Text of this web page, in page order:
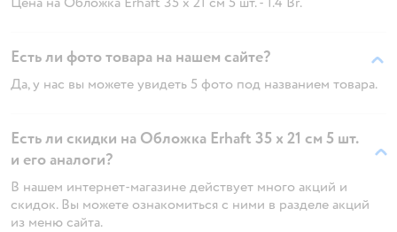
Есть ли фото товара на нашем сайте?
Да, у нас вы можете увидеть 5 фото под названием товара.
Есть ли скидки на Обложка Erhaft 35 x 21 см 5 шт.
и его аналоги?
В нашем интернет-магазине действует много акций и
скидок. Вы можете ознакомиться с ними в разделе акций
из меню сайта.